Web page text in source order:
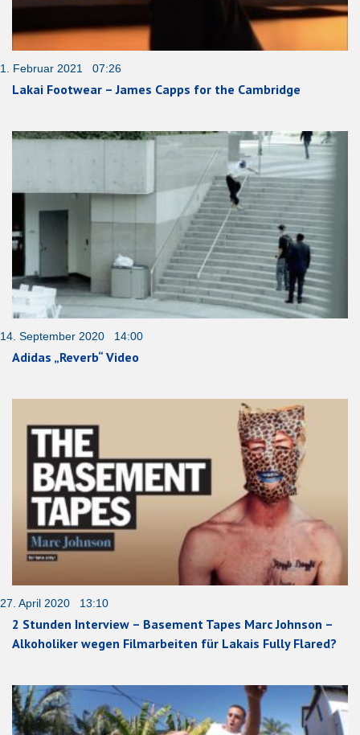
1. Februar 2021 07:26
Lakai Footwear – James Capps for the Cambridge
14. September 2020 14:00
Adidas „Reverb“ Video
27. April 2020 13:10
2 Stunden Interview – Basement Tapes Marc Johnson –
Alkoholiker wegen Filmarbeiten für Lakais Fully Flared?